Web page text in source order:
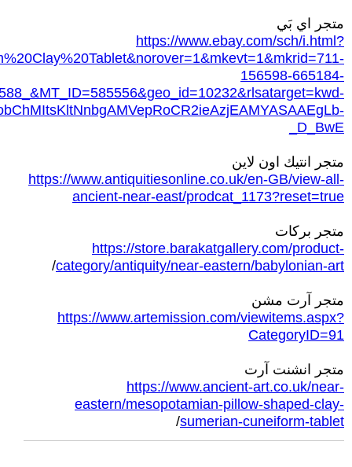
متجر اي بَي
https://www.ebay.com/sch/i.html?
156598-665184-
_D_BwE
متجر انتيك اون لاين
https://www.antiquitiesonline.co.uk/en-GB/view-all-
ancient-near-east/prodcat_1173?reset=true
متجر بركات
https://store.barakatgallery.com/product-
category/antiquity/near-eastern/babylonian-art
/
متجر آرت مشن
https://www.artemission.com/viewitems.aspx?
CategoryID=91
متجر انشنت آرت
https://www.ancient-art.co.uk/near-
eastern/mesopotamian-pillow-shaped-clay-
sumerian-cuneiform-tablet
/